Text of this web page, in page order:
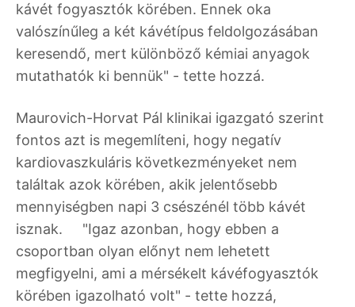
kávét fogyasztók körében. Ennek oka
valószínűleg a két kávétípus feldolgozásában
keresendő, mert különböző kémiai anyagok
mutathatók ki bennük" - tette hozzá.
Maurovich-Horvat Pál klinikai igazgató szerint
fontos azt is megemlíteni, hogy negatív
kardiovaszkuláris következményeket nem
találtak azok körében, akik jelentősebb
mennyiségben napi 3 csészénél több kávét
isznak. "Igaz azonban, hogy ebben a
csoportban olyan előnyt nem lehetett
megfigyelni, ami a mérsékelt kávéfogyasztók
körében igazolható volt" - tette hozzá,